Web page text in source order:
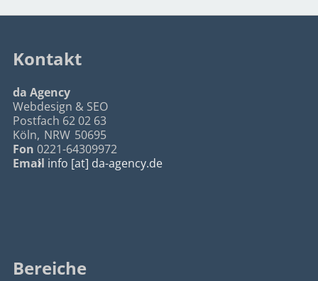
Kontakt
da Agency
Webdesign & SEO
Postfach 62 02 63
Köln, NRW 50695
Fon 0221-64309972
Email info [at] da-agency.de
Bereiche